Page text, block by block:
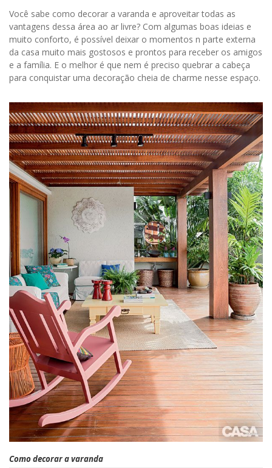
Você sabe como decorar a varanda e aproveitar todas as
vantagens dessa área ao ar livre? Com algumas boas ideias e
muito conforto, é possível deixar o momentos n parte externa
da casa muito mais gostosos e prontos para receber os amigos
e a família. E o melhor é que nem é preciso quebrar a cabeça
para conquistar uma decoração cheia de charme nesse espaço.
Como decorar a varanda